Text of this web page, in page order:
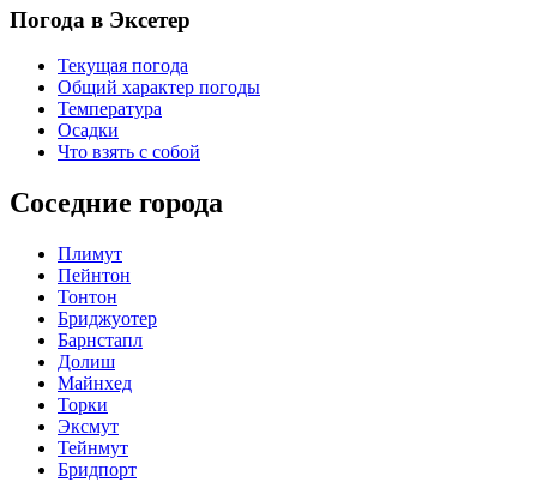
Погода в Эксетер
Текущая погода
Общий характер погоды
Температура
Осадки
Что взять с собой
Соседние города
Плимут
Пейнтон
Тонтон
Бриджуотер
Барнстапл
Долиш
Майнхед
Торки
Эксмут
Тейнмут
Бридпорт